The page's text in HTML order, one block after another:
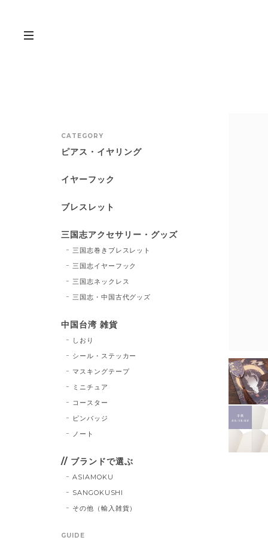
CATEGORY
ピアス・イヤリング
イヤーフック
ブレスレット
三国志アクセサリー・グッズ
三国志巻きブレスレット
三国志イヤーフック
三国志ネックレス
三国志・中国古代グッズ
中国台湾 雑貨
しおり
シール・ステッカー
マスキングテープ
ミニチュア
コースター
ピンバッジ
ノート
// ブランドで選ぶ
ASIAMOKU
SANGOKUSHI
その他（輸入雑貨）
GUIDE